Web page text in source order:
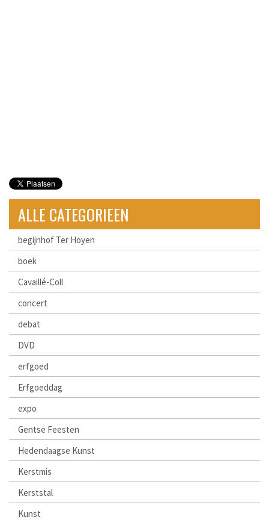
ALLE CATEGORIEEN
begijnhof Ter Hoyen
boek
Cavaillé-Coll
concert
debat
DVD
erfgoed
Erfgoeddag
expo
Gentse Feesten
Hedendaagse Kunst
Kerstmis
Kerststal
Kunst